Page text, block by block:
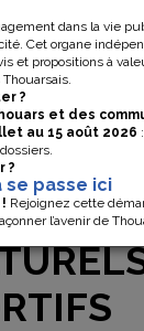
dans la vie
Cet organe
et propositions à
?
et des
au 15 août 2026
?
se passe ici
Rejoignez cette
l’avenir de
LES